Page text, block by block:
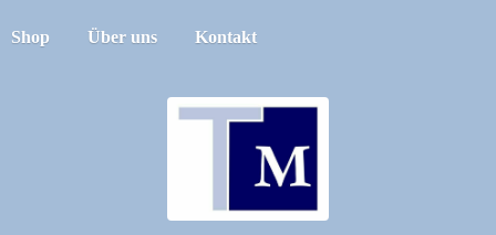
Shop Über uns Kontakt